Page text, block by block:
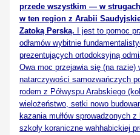
przede wszystkim — w
w ten region z Arabii
Zatoką Perską. I jest to pomoc
odłamów wybitnie
prezentujących ortodoksyjną
Owa moc przejawia się (na razie)
natarczywości samozwańczych
rodem z Półwyspu Arabskiego
wielożeństwo, setki nowo
kazania mułłów sprowadzonych
szkoły koraniczne wahhabickiej